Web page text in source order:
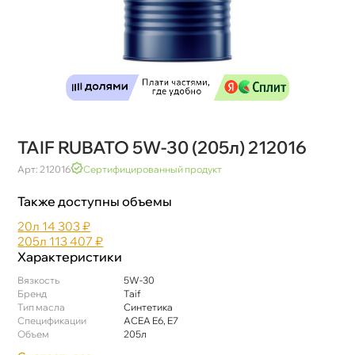
TAIF RUBATO 5W-30 (205л) 212016
Арт: 212016 Сертифицированный продукт
Также доступны объемы
20л 14 303 ₽
205л 113 407 ₽
Характеристики
язкость
5W-30
Бренд
Taif
Тип масла
Синтетика
Спецификации
ACEA E6, E7
Объем
205л